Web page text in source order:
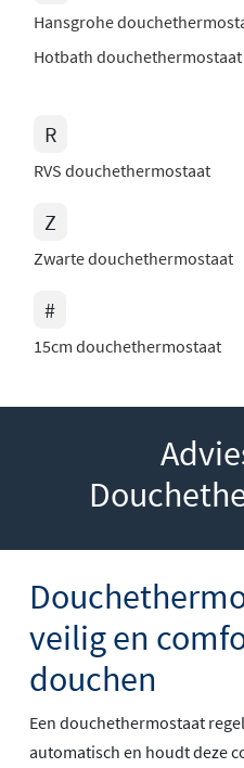
Hansgrohe
Hotbath douchethermostaat
R
RVS douchethermostaat
Z
Zwarte douchethermostaat
#
15cm douchethermostaat
veilig en
douchen
Een douchethermostaat
automatisch en houdt deze